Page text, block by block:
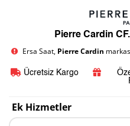
Pierre Cardin
Ersa Saat, Pierre Cardin
Ücretsiz Kargo
Ek Hizmetler